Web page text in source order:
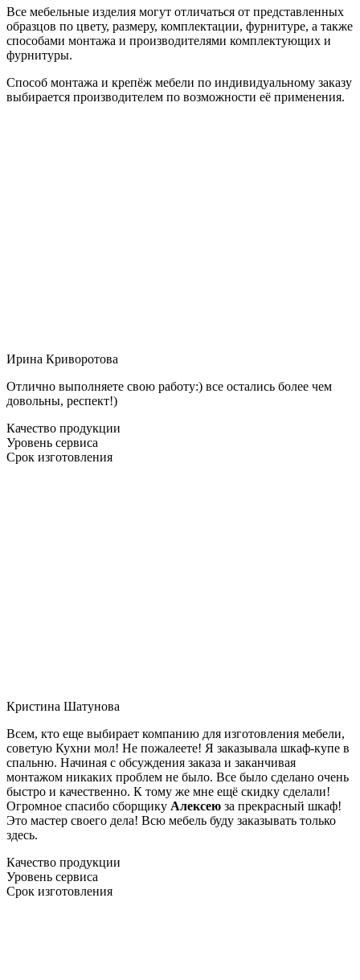
Все мебельные изделия могут отличаться от представленных
образцов по цвету, размеру, комплектации, фурнитуре, а также
способами монтажа и производителями комплектующих и
фурнитуры.
Способ монтажа и крепёж мебели по индивидуальному заказу
выбирается производителем по возможности её применения.
Ирина Криворотова
Отлично выполняете свою работу:) все остались более чем
довольны, респект!)
Качество продукции
Уровень сервиса
Срок изготовления
Кристина Шатунова
Всем, кто еще выбирает компанию для изготовления мебели,
советую Кухни мол! Не пожалеете! Я заказывала шкаф-купе в
спальню. Начиная с обсуждения заказа и заканчивая
монтажом никаких проблем не было. Все было сделано очень
быстро и качественно. К тому же мне ещё скидку сделали!
Огромное спасибо сборщику Алексею за прекрасный шкаф!
Это мастер своего дела! Всю мебель буду заказывать только
здесь.
Качество продукции
Уровень сервиса
Срок изготовления